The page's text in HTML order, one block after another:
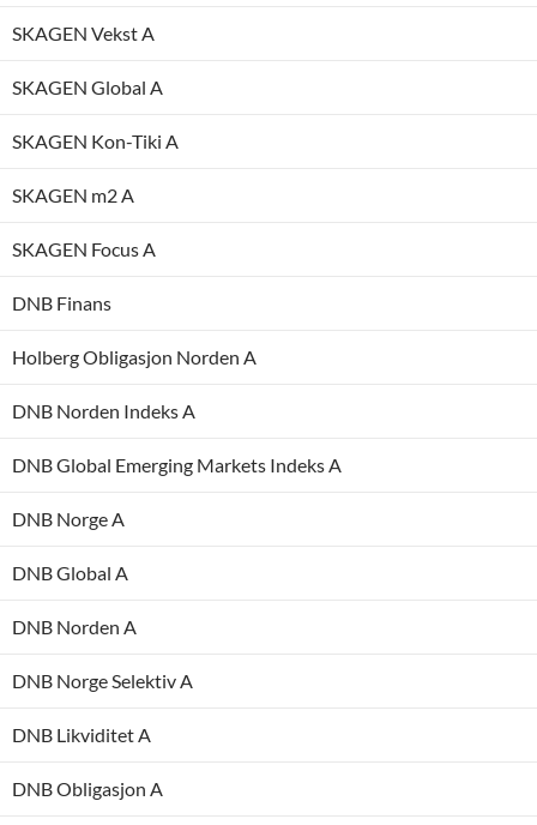
SKAGEN Vekst A
SKAGEN Global A
SKAGEN Kon-Tiki A
SKAGEN m2 A
SKAGEN Focus A
DNB Finans
Holberg Obligasjon Norden A
DNB Norden Indeks A
DNB Global Emerging Markets Indeks A
DNB Norge A
DNB Global A
DNB Norden A
DNB Norge Selektiv A
DNB Likviditet A
DNB Obligasjon A